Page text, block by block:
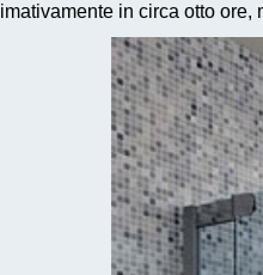
in circa otto ore,